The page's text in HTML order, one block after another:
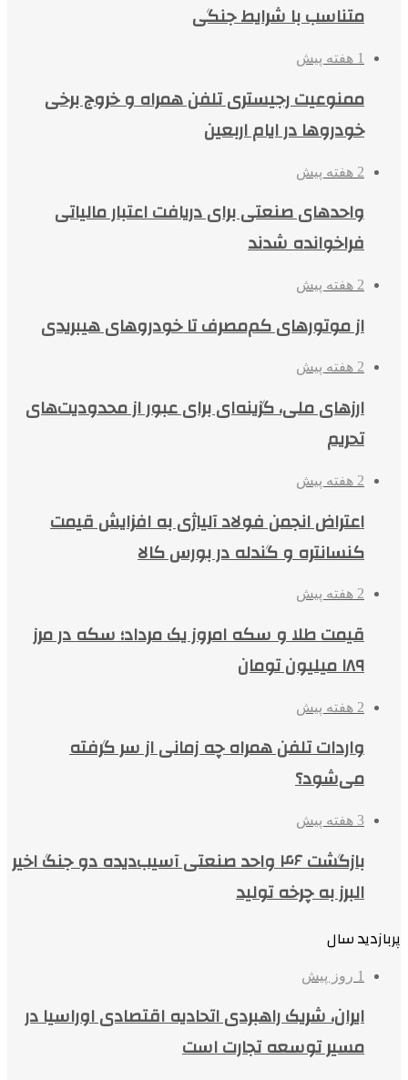
متناسب با شرایط جنگی
1 هفته پیش
ممنوعیت رجیستری تلفن همراه و خروج برخی
خودروها در ایام اربعین
2 هفته پیش
واحدهای صنعتی برای دریافت اعتبار مالیاتی
فراخوانده شدند
2 هفته پیش
از موتورهای کم‌مصرف تا خودروهای هیبریدی
2 هفته پیش
ارزهای ملی، گزینه‌ای برای عبور از محدودیت‌های
تحریم
2 هفته پیش
اعتراض انجمن فولاد آلیاژی به افزایش قیمت
کنسانتره و گندله در بورس کالا
2 هفته پیش
قیمت طلا و سکه امروز یک مرداد؛ سکه در مرز
۱۸۹ میلیون تومان
2 هفته پیش
واردات تلفن همراه چه زمانی از سر گرفته
می‌شود؟
3 هفته پیش
بازگشت ۴۶ واحد صنعتی آسیب‌دیده دو جنگ اخیر
البرز به چرخه تولید
پربازدید سال
1 روز پیش
ایران، شریک راهبردی اتحادیه اقتصادی اوراسیا در
مسیر توسعه تجارت است